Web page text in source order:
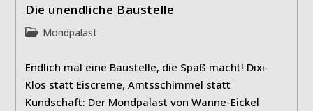
Die unendliche Baustelle
Beitrags-
Mondpalast
Endlich mal eine Baustelle, die Spaß macht! Dixi-
Klos statt Eiscreme, Amtsschimmel statt
Kundschaft: Der Mondpalast von Wanne-Eickel